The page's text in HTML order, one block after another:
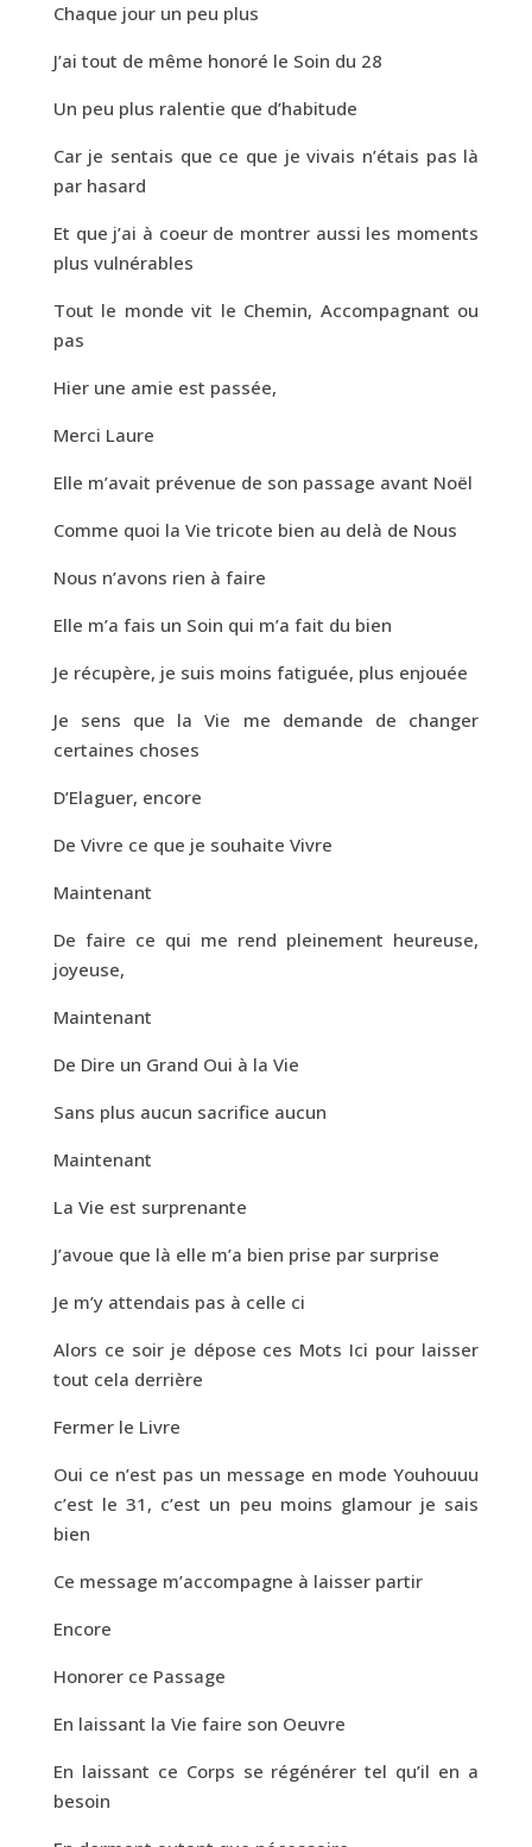
Chaque jour un peu plus
J’ai tout de même honoré le Soin du 28
Un peu plus ralentie que d’habitude
Car je sentais que ce que je vivais n’étais pas là
par hasard
Et que j’ai à coeur de montrer aussi les moments
plus vulnérables
Tout le monde vit le Chemin, Accompagnant ou
pas
Hier une amie est passée,
Merci Laure
Elle m’avait prévenue de son passage avant Noël
Comme quoi la Vie tricote bien au delà de Nous
Nous n’avons rien à faire
Elle m’a fais un Soin qui m’a fait du bien
Je récupère, je suis moins fatiguée, plus enjouée
Je sens que la Vie me demande de changer
certaines choses
D’Elaguer, encore
De Vivre ce que je souhaite Vivre
Maintenant
De faire ce qui me rend pleinement heureuse,
joyeuse,
Maintenant
De Dire un Grand Oui à la Vie
Sans plus aucun sacrifice aucun
Maintenant
La Vie est surprenante
J’avoue que là elle m’a bien prise par surprise
Je m’y attendais pas à celle ci
Alors ce soir je dépose ces Mots Ici pour laisser
tout cela derrière
Fermer le Livre
Oui ce n’est pas un message en mode Youhouuu
c’est le 31, c’est un peu moins glamour je sais
bien
Ce message m’accompagne à laisser partir
Encore
Honorer ce Passage
En laissant la Vie faire son Oeuvre
En laissant ce Corps se régénérer tel qu’il en a
besoin